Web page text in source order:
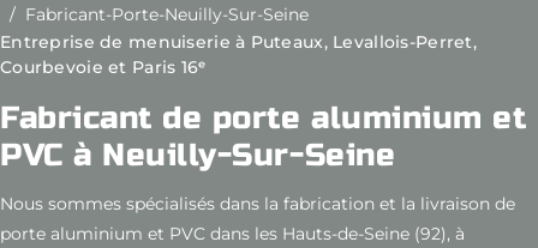
Fabricant-Porte-Neuilly-Sur-Seine
Fabricant de porte aluminium et
PVC à Neuilly-Sur-Seine
Entreprise de menuiserie à Puteaux, Levallois-Perret,
Courbevoie et Paris 16ᵉ
Nous sommes spécialisés dans la fabrication et la livraison de
porte aluminium et PVC dans les Hauts-de-Seine (92), à